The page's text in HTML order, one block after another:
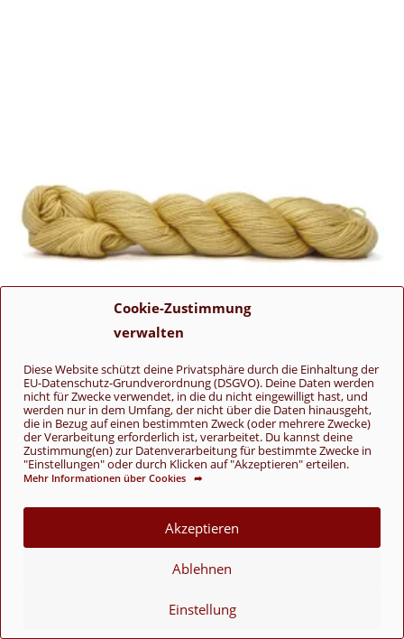
Cookie-Zustimmung
verwalten
Diese Website schützt deine Privatsphäre durch die Einhaltung der
EU-Datenschutz-Grundverordnung (DSGVO). Deine Daten werden
nicht für Zwecke verwendet, in die du nicht eingewilligt hast, und
werden nur in dem Umfang, der nicht über die Daten hinausgeht,
die in Bezug auf einen bestimmten Zweck (oder mehrere Zwecke)
der Verarbeitung erforderlich ist, verarbeitet. Du kannst deine
Zustimmung(en) zur Datenverarbeitung für bestimmte Zwecke in
"Einstellungen" oder durch Klicken auf "Akzeptieren" erteilen.
Mehr Informationen über Cookies ➦
Akzeptieren
Ablehnen
Einstellung
Pinta
126 Vanille
11,95
,
In den Warenkorb